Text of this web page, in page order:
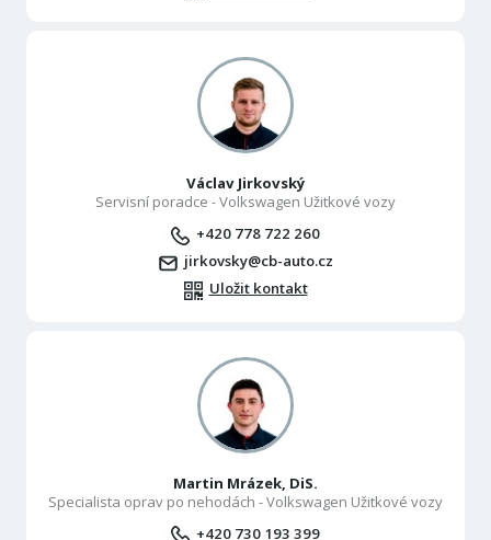
Václav Jirkovský
Servisní poradce - Volkswagen Užitkové vozy
+420 778 722 260
jirkovsky@cb-auto.cz
Uložit kontakt
Martin Mrázek, DiS.
Specialista oprav po nehodách - Volkswagen Užitkové vozy
+420 730 193 399